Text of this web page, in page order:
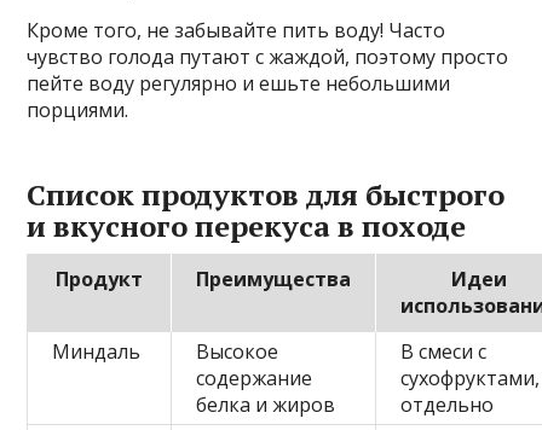
Кроме того, не забывайте пить воду! Часто
чувство голода путают с жаждой, поэтому просто
пейте воду регулярно и ешьте небольшими
порциями.
Список продуктов для быстрого
и вкусного перекуса в походе
Продукт Преимущества
Идеи
Миндаль
Высокое
содержание
белка и жиров
В смеси с
сухофруктами,
отдельно